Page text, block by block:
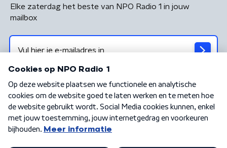
Elke zaterdag het beste van NPO Radio 1 in jouw
mailbox
Algemene voorwaarden